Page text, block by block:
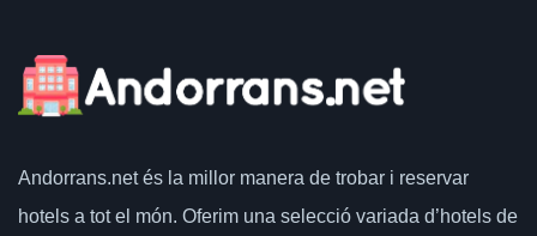
Andorrans.netés la millor manera de trobar i reservar
hotels a tot el món. Oferim una selecció variada d’hotels de